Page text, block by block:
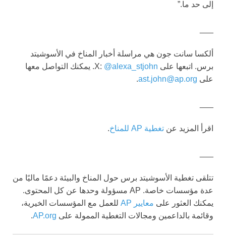
إلى حد ما.”
ألكسا سانت جون هي مراسلة أخبار المناخ في الأسوشيتد
برس. اتبعها على X: @alexa_stjohn
. يمكنك التواصل معها
على ast.john@ap.org
.
اقرأ المزيد عن تغطية AP للمناخ .
تتلقى تغطية الأسوشيتد برس حول المناخ والبيئة دعمًا ماليًا من
عدة مؤسسات خاصة. AP مسؤولة وحدها عن كل المحتوى.
يمكنك العثور على معايير AP
للعمل مع المؤسسات الخيرية،
وقائمة بالداعمين ومجالات التغطية الممولة على AP.org
.